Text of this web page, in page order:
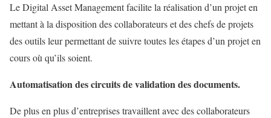
Le Digital Asset Management facilite la réalisation d’un projet en
mettant à la disposition des collaborateurs et des chefs de projets
des outils leur permettant de suivre toutes les étapes d’un projet en
cours où qu’ils soient.
Automatisation des circuits de validation des documents.
De plus en plus d’entreprises travaillent avec des collaborateurs